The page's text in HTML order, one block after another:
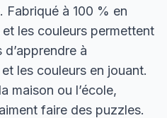
Fabriqué à 100 % en
les couleurs permettent
à
les couleurs en jouant.
maison ou l’école,
faire des puzzles.